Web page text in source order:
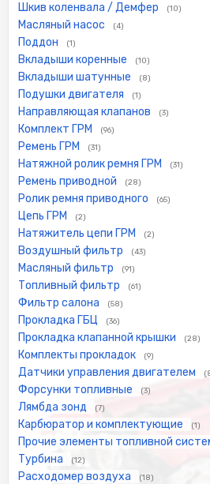
Шкив коленвала / Демфер (10)
Масляный насос (4)
Поддон (1)
Вкладыши коренные (10)
Вкладыши шатунные (8)
Подушки двигателя (1)
Направляющая клапанов (3)
Комплект ГРМ (96)
Ремень ГРМ (31)
Натяжной ролик ремня ГРМ (31)
Ремень приводной (28)
Ролик ремня приводного (65)
Цепь ГРМ (2)
Натяжитель цепи ГРМ (2)
Воздушный фильтр (43)
Масляный фильтр (91)
Топливный фильтр (61)
Фильтр салона (58)
Прокладка ГБЦ (36)
Прокладка клапанной крышки (28)
Комплекты прокладок (9)
Датчики управления двигателем
Форсунки топливные (3)
Лямбда зонд (7)
Карбюратор и комплектующие (1)
Прочие элементы топливной
Турбина (12)
Расходомер воздуха (18)